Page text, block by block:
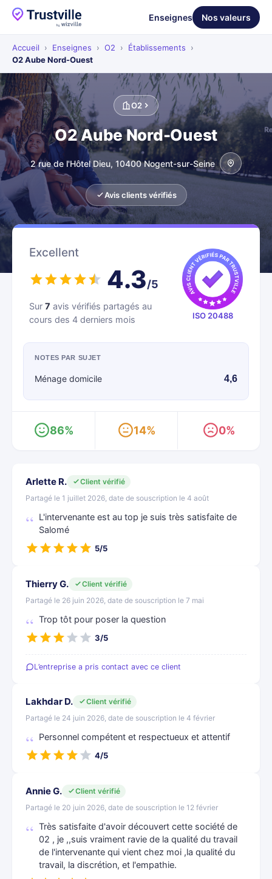
Enseignes Nos valeurs
Accueil › Enseignes › O2 › Établissements
›
O2 Aube Nord-Ouest
O2
O2 Aube Nord-Ouest
2 rue de l'Hôtel Dieu, 10400 Nogent-sur-Seine
Avis clients vérifiés
Excellent
4.3/5
Sur 7 avis vérifiés partagés au
cours des 4 derniers mois
ISO 20488
NOTES PAR SUJET
Ménage domicile 4,6
86% 14% 0%
Arlette R.
Client vérifié
Partagé le 1 juillet 2026, date de souscription le 4 août
L'intervenante est au top je suis très satisfaite de
Salomé
5/5
Thierry G.
Client vérifié
Partagé le 26 juin 2026, date de souscription le 7 mai
Trop tôt pour poser la question
3/5
L’entreprise a pris contact avec ce client
Lakhdar D.
Client vérifié
Partagé le 24 juin 2026, date de souscription le 4 février
Personnel compétent et respectueux et attentif
4/5
Annie G.
Client vérifié
Partagé le 20 juin 2026, date de souscription le 12 février
Très satisfaite d'avoir découvert cette société de
02 , je ,,suis vraiment ravie de la qualité du travail
de l'intervenante qui vient chez moi ,la qualité du
travail, la discrétion, et l'empathie.